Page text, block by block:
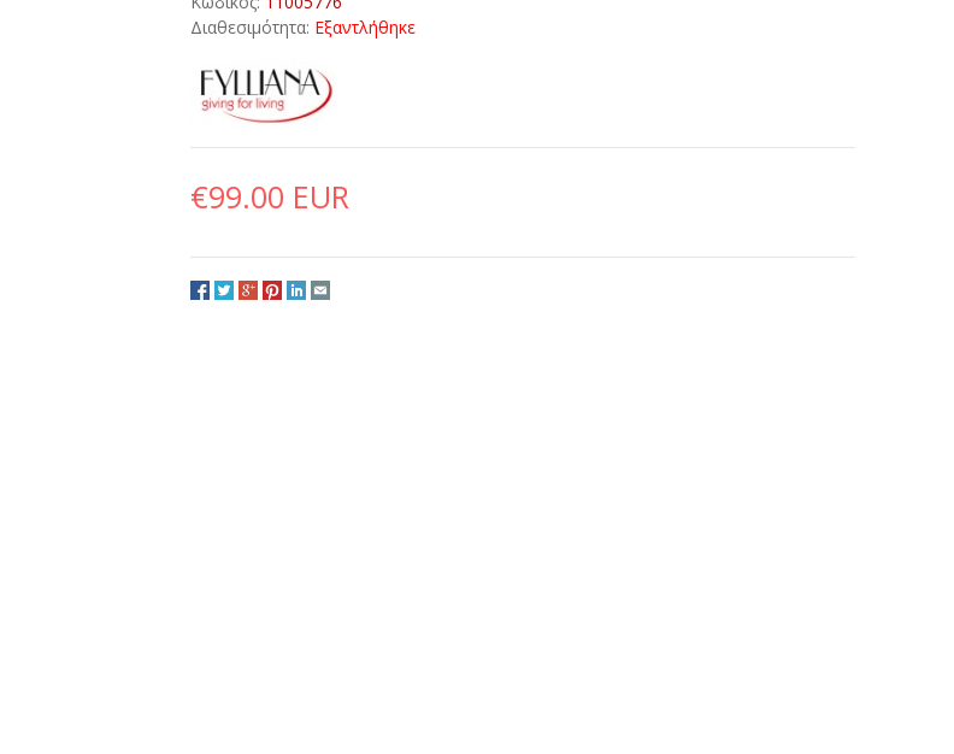
Διαθεσιμότητα: Εξαντλήθηκε
€99.00 EUR